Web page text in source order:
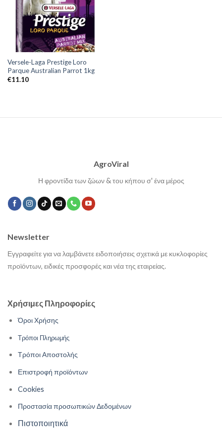
Versele-Laga Prestige Loro
Parque Australian Parrot 1kg
€11.10
AgroViral
Η φροντίδα των ζώων & του κήπου σ' ένα μέρος
Χρήσιμες Πληροφορίες
Όροι Χρήσης
Τρόποι Πληρωμής
Τρόποι Αποστολής
Επιστροφή προϊόντων
Cookies
Προστασία προσωπικών Δεδομένων
Πιστοποιητικά
Newsletter
Εγγραφείτε για να λαμβάνετε ειδοποιήσεις σχετικά με κυκλοφορίες
προϊόντων, ειδικές προσφορές και νέα της εταιρείας.